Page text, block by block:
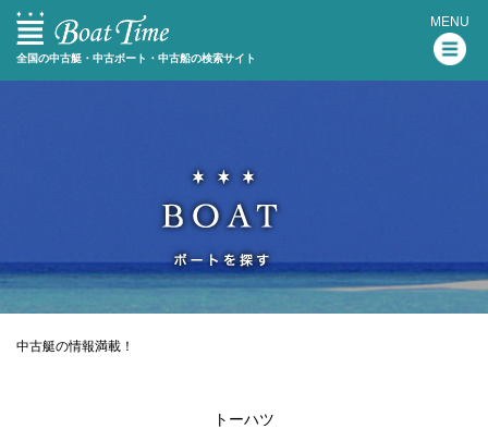
全国の中古艇・中古ボート・中古船の検索サイト
MENU
中古艇の情報満載！
トーハツ